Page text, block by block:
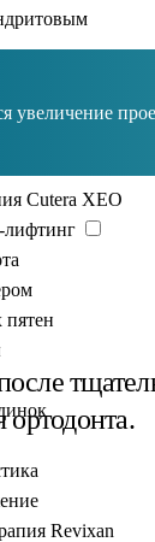
бикини
Cutera XEO
лифтинг
Revixan
увеличение
ортодонта.